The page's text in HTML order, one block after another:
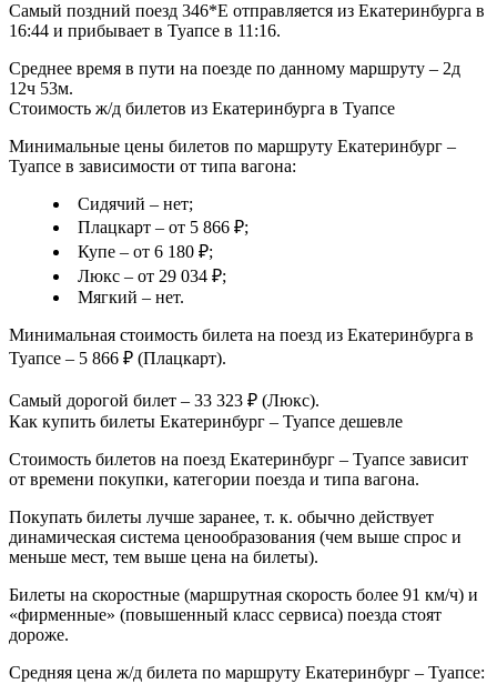
Самый поздний поезд 346*Е отправляется из Екатеринбурга в
16:44 и прибывает в Туапсе в 11:16.
Среднее время в пути на поезде по данному маршруту – 2д
12ч 53м.
Стоимость ж/д билетов из Екатеринбурга в Туапсе
Минимальные цены билетов по маршруту Екатеринбург –
Туапсе в зависимости от типа вагона:
Сидячий – нет;
Плацкарт – от 5 866 ₽;
Купе – от 6 180 ₽;
Люкс – от 29 034 ₽;
Мягкий – нет.
Минимальная стоимость билета на поезд из Екатеринбурга в
Туапсе – 5 866 ₽ (Плацкарт).
Самый дорогой билет – 33 323 ₽ (Люкс).
Как купить билеты Екатеринбург – Туапсе дешевле
Стоимость билетов на поезд Екатеринбург – Туапсе зависит
от времени покупки, категории поезда и типа вагона.
Покупать билеты лучше заранее, т. к. обычно действует
динамическая система ценообразования (чем выше спрос и
меньше мест, тем выше цена на билеты).
Билеты на скоростные (маршрутная скорость более 91 км/ч) и
«фирменные» (повышенный класс сервиса) поезда стоят
дороже.
Средняя цена ж/д билета по маршруту Екатеринбург – Туапсе: